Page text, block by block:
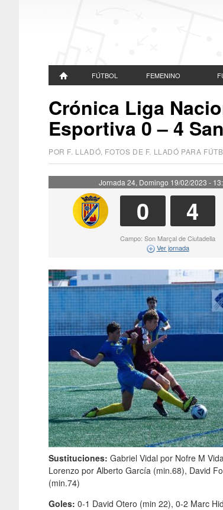
FÚTBOL FEMENINO
Crónica Liga
Esportiva 0 – 4
POR F. LLADÓ, FOTOS DE F. LLADÓ PARA
Jornada 24, Domingo 19/02/2023 -
0 4
Campo: Son Marçal de Ciutadella
Ver jornada
Sustituciones: Gabriel Vidal por Nofre M
Lorenzo por Alberto García (min.68), David
(min.74)
Goles: 0-1 David Otero (min 22), 0-2 Marc